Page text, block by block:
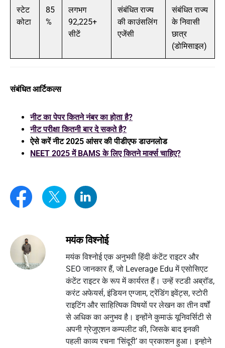
स्टेट
कोटा
85
%
लगभग
92,225+
सीटें
संबंधित राज्य
की काउंसलिंग
एजेंसी
संबंधित राज्य
के निवासी
छात्र
(डोमिसाइल)
संबंधित आर्टिकल्स
नीट का पेपर कितने नंबर का होता है?
नीट परीक्षा कितनी बार दे सकते है?
ऐसे करें नीट 2025 आंसर की पीडीएफ डाउनलोड
NEET 2025 में BAMS के लिए कितने मार्क्स चाहिए?
मयंक विश्नोई
मयंक विश्नोई एक अनुभवी हिंदी कंटेंट राइटर और
SEO जानकार हैं, जो Leverage Edu में एसोसिएट
कंटेंट राइटर के रूप में कार्यरत हैं। उन्हें स्टडी अब्रॉड,
करंट अफेयर्स, इंडियन एग्जाम, ट्रेंडिंग इवेंट्स, स्टोरी
राइटिंग और साहित्यिक विषयों पर लेखन का तीन वर्षों
से अधिक का अनुभव है। इन्होंने कुमाऊं यूनिवर्सिटी से
अपनी ग्रेजुएशन कम्पलीट की, जिसके बाद इनकी
पहली काव्य रचना ‘सिंदूरी’ का प्रकाशन हुआ। इन्होने